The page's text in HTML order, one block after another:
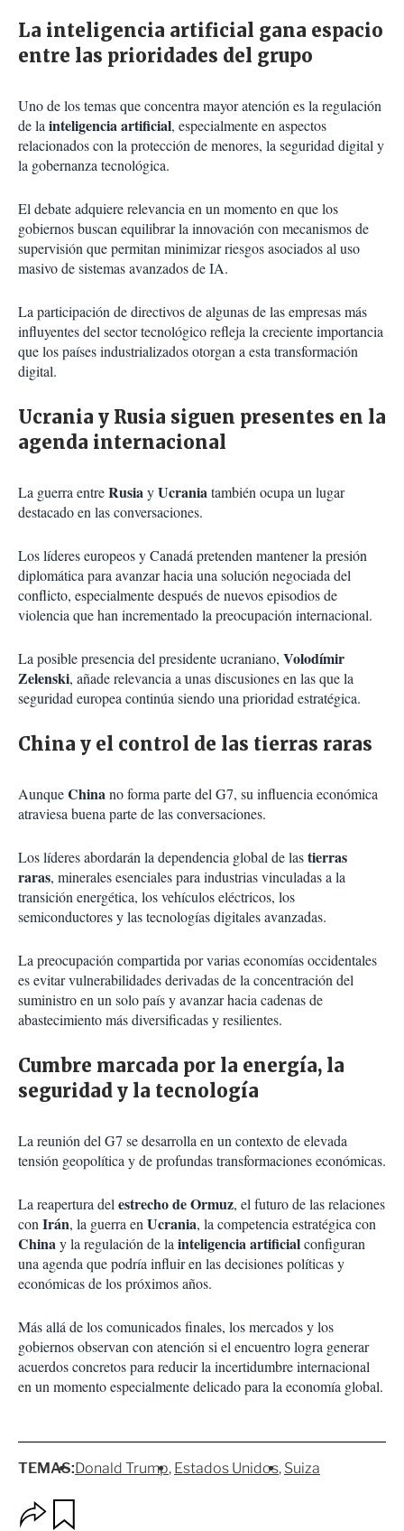
La inteligencia artificial gana espacio
entre las prioridades del grupo
Uno de los temas que concentra mayor atención es la regulación
de lainteligencia artificial, especialmente en aspectos
relacionados con la protección de menores, la seguridad digital y
la gobernanza tecnológica.
El debate adquiere relevancia en un momento en que los
gobiernos buscan equilibrar la innovación con mecanismos de
supervisión que permitan minimizar riesgos asociados al uso
masivo de sistemas avanzados de IA.
La participación de directivos de algunas de las empresas más
influyentes del sector tecnológico refleja la creciente importancia
que los países industrializados otorgan a esta transformación
digital.
Ucrania y Rusia siguen presentes en la
agenda internacional
La guerra entreRusiayUcraniatambién ocupa un lugar
destacado en las conversaciones.
Los líderes europeos y Canadá pretenden mantener la presión
diplomática para avanzar hacia una solución negociada del
conflicto, especialmente después de nuevos episodios de
violencia que han incrementado la preocupación internacional.
La posible presencia del presidente ucraniano, Volodímir
Zelenski, añade relevancia a unas discusiones en las que la
seguridad europea continúa siendo una prioridad estratégica.
China y el control de las tierras raras
AunqueChinano forma parte del G7, su influencia económica
atraviesa buena parte de las conversaciones.
Los líderes abordarán la dependencia global de lastierras
raras, minerales esenciales para industrias vinculadas a la
transición energética, los vehículos eléctricos, los
semiconductores y las tecnologías digitales avanzadas.
La preocupación compartida por varias economías occidentales
es evitar vulnerabilidades derivadas de la concentración del
suministro en un solo país y avanzar hacia cadenas de
abastecimiento más diversificadas y resilientes.
Cumbre marcada por la energía, la
seguridad y la tecnología
La reunión del G7 se desarrolla en un contexto de elevada
tensión geopolítica y de profundas transformaciones económicas.
La reapertura delestrecho de Ormuz, el futuro de las relaciones
conIrán, la guerra enUcrania, la competencia estratégica con
Chinay la regulación de lainteligencia artificialconfiguran
una agenda que podría influir en las decisiones políticas y
económicas de los próximos años.
Más allá de los comunicados finales, los mercados y los
gobiernos observan con atención si el encuentro logra generar
acuerdos concretos para reducir la incertidumbre internacional
en un momento especialmente delicado para la economía global.
TEMAS:Donald Trump Estados Unidos Suiza